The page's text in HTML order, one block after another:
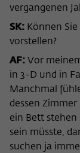
vergangenen
SK: Können Sie
vorstellen?
AF: Vor
in 3-D und in
Manchmal
dessen
ein Bett
sein müsste,
suchen ja